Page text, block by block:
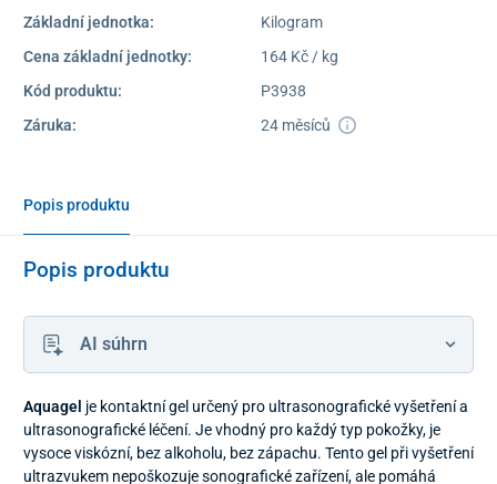
Základní jednotka:
Kilogram
Cena základní jednotky:
164 Kč / kg
Kód produktu:
P3938
Záruka:
24 měsíců
Popis produktu
Popis produktu
AI súhrn
Aquagel je kontaktní gel určený pro ultrasonografické vyšetření a
ultrasonografické léčení. Je vhodný pro každý typ pokožky, je
vysoce viskózní, bez alkoholu, bez zápachu. Tento gel při vyšetření
ultrazvukem nepoškozuje sonografické zařízení, ale pomáhá